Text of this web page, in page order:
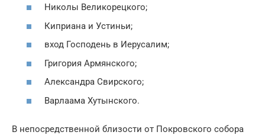
Николы Великорецкого;
Киприана и Устиньи;
вход Господень в Иерусалим;
Григория Армянского;
Александра Свирского;
Варлаама Хутынского.
В непосредственной близости от Покровского собора